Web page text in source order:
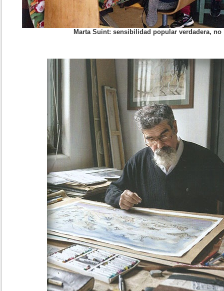
Marta Suint: sensibilidad popular verdadera, no